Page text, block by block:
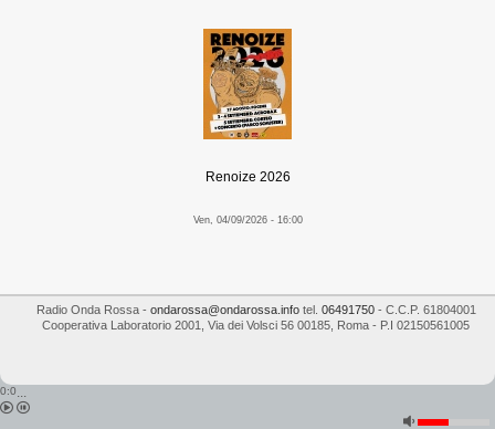
Renoize 2026
Ven, 04/09/2026 - 16:00
Radio Onda Rossa- ondarossa@ondarossa.infotel. 06491750- C.C.P. 61804001
Cooperativa Laboratorio 2001
Via dei Volsci 56 00185 Roma - P.I 02150561005
0:0...